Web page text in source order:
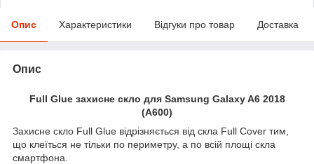
Опис Характеристики Відгуки про товар Доставка
Опис
Full Glue захисне скло для Samsung Galaxy A6 2018
(A600)
Захисне скло Full Glue відрізняється від скла Full Cover тим,
що клеїться не тільки по периметру, а по всій площі скла
смартфона.